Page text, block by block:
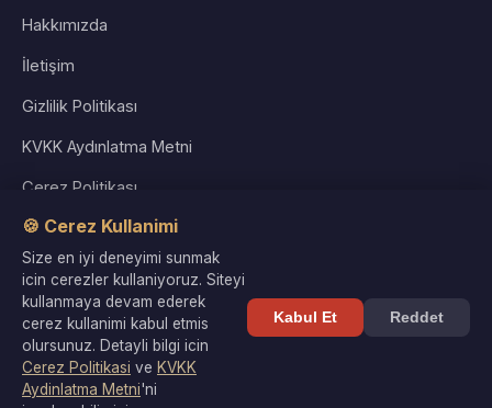
Hakkımızda
İletişim
Gizlilik Politikası
KVKK Aydınlatma Metni
Çerez Politikası
Kullanım Koşulları
Site Haritası
© 2026 Kültür Denizi. Tüm hakları saklıdır. |
🍪 Cerez Kullanimi
Size en iyi deneyimi sunmak
icin cerezler kullaniyoruz. Siteyi
kullanmaya devam ederek
cerez kullanimi kabul etmis
olursunuz. Detayli bilgi icin
Cerez Politikasi ve KVKK
Aydinlatma Metni'ni
Kabul Et Reddet